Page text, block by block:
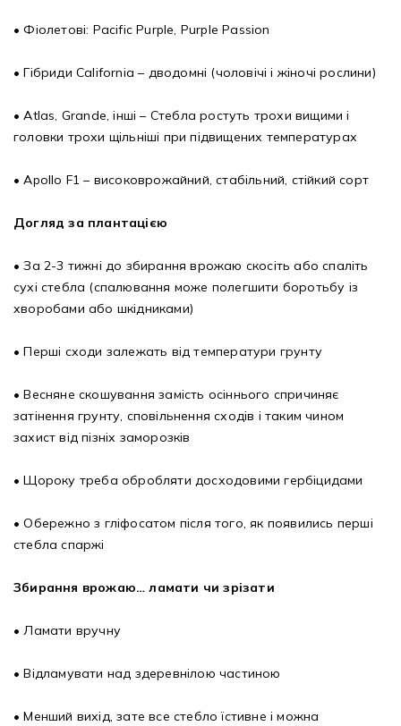
• Фіолетові: Pacific Purple, Purple Passion
• Гібриди California – дводомні (чоловічі і жіночі рослини)
• Atlas, Grande, інші – Стебла ростуть трохи вищими і
головки трохи щільніші при підвищених температурах
• Apollo F1 – високоврожайний, стабільний, стійкий сорт
Догляд за плантацією
• За 2-3 тижні до збирання врожаю скосіть або спаліть
сухі стебла (спалювання може полегшити боротьбу із
хворобами або шкідниками)
• Перші сходи залежать від температури грунту
• Весняне скошування замість осіннього спричиняє
затінення грунту, сповільнення сходів і таким чином
захист від пізніх заморозків
• Щороку треба обробляти досходовими гербіцидами
• Обережно з гліфосатом після того, як появились перші
стебла спаржі
Збирання врожаю… ламати чи зрізати
• Ламати вручну
• Відламувати над здеревнілою частиною
• Менший вихід, зате все стебло їстивне і можна